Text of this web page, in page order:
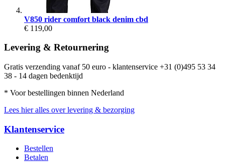
V850 rider comfort black denim cbd
€ 119,00
Levering & Retournering
Gratis verzending vanaf 50 euro - klantenservice +31 (0)495 53 34
38 - 14 dagen bedenktijd
* Voor bestellingen binnen Nederland
Lees hier alles over levering & bezorging
Klantenservice
Bestellen
Betalen